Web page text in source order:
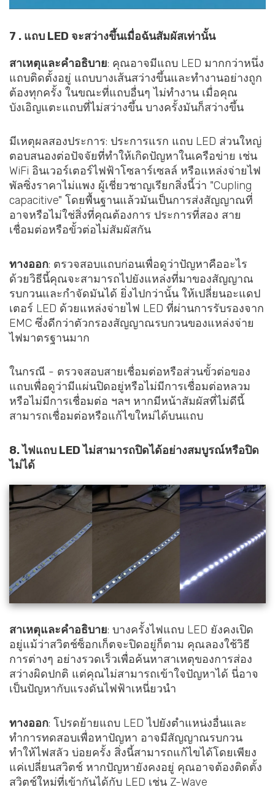
7 . แถบ LED จะสว่างขึ้นเมื่อฉันสัมผัสเท่านั้น
สาเหตุและคำอธิบาย: คุณอาจมีแถบ LED มากกว่าหนึ่ง
แถบติดตั้งอยู่ แถบบางเส้นสว่างขึ้นและทำงานอย่างถูก
ต้องทุกครั้ง ในขณะที่แถบอื่นๆ ไม่ทำงาน เมื่อคุณ
บังเอิญแตะแถบที่ไม่สว่างขึ้น บางครั้งมันก็สว่างขึ้น
มีเหตุผลสองประการ: ประการแรก แถบ LED ส่วนใหญ่
ตอบสนองต่อปัจจัยที่ทำให้เกิดปัญหาในเครือข่าย เช่น
WiFi อินเวอร์เตอร์ไฟฟ้าโซลาร์เซลล์ หรือแหล่งจ่ายไฟ
พัลซิ่งราคาไม่แพง ผู้เชี่ยวชาญเรียกสิ่งนี้ว่า "Cupling
capacitive" โดยพื้นฐานแล้วมันเป็นการส่งสัญญาณที่
อาจหรือไม่ใช่สิ่งที่คุณต้องการ ประการที่สอง สาย
เชื่อมต่อหรือขั้วต่อไม่สัมผัสกัน
ทางออก: ตรวจสอบแถบก่อนเพื่อดูว่าปัญหาคืออะไร
ด้วยวิธีนี้คุณจะสามารถไปยังแหล่งที่มาของสัญญาณ
รบกวนและกำจัดมันได้ ยิ่งไปกว่านั้น ให้เปลี่ยนอะแดป
เตอร์ LED ด้วยแหล่งจ่ายไฟ LED ที่ผ่านการรับรองจาก
EMC ซึ่งดีกว่าตัวกรองสัญญาณรบกวนของแหล่งจ่าย
ไฟมาตรฐานมาก
ในกรณี - ตรวจสอบสายเชื่อมต่อหรือส่วนขั้วต่อของ
แถบเพื่อดูว่ามีแผ่นปิดอยู่หรือไม่มีการเชื่อมต่อหลวม
หรือไม่มีการเชื่อมต่อ ฯลฯ หากมีหน้าสัมผัสที่ไม่ดีนี้
สามารถเชื่อมต่อหรือแก้ไขใหม่ได้บนแถบ
8. ไฟแถบ LED ไม่สามารถปิดได้อย่างสมบูรณ์หรือปิด
ไม่ได้
สาเหตุและคำอธิบาย: บางครั้งไฟแถบ LED ยังคงเปิด
อยู่แม้ว่าสวิตช์ซ็อกเก็ตจะปิดอยู่ก็ตาม คุณลองใช้วิธี
การต่างๆ อย่างรวดเร็วเพื่อค้นหาสาเหตุของการส่อง
สว่างผิดปกติ แต่คุณไม่สามารถเข้าใจปัญหาได้ นี่อาจ
เป็นปัญหากับแรงดันไฟฟ้าเหนี่ยวนำ
ทางออก: โปรดย้ายแถบ LED ไปยังตำแหน่งอื่นและ
ทำการทดสอบเพื่อหาปัญหา อาจมีสัญญาณรบกวน
ทำให้ไฟสลัว บ่อยครั้ง สิ่งนี้สามารถแก้ไขได้โดยเพียง
แค่เปลี่ยนสวิตช์ หากปัญหายังคงอยู่ คุณอาจต้องติดตั้ง
สวิตช์ใหม่ที่เข้ากันได้กับ LED เช่น Z-Wave